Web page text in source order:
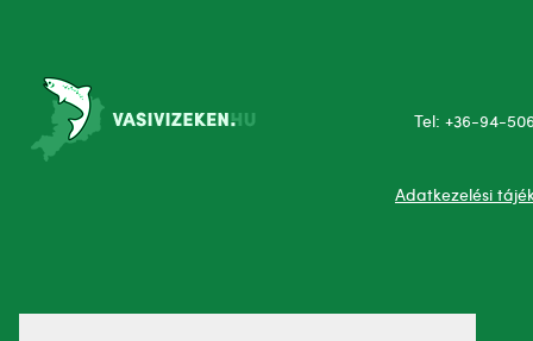
Tel: +36-94-
Adatkezelési